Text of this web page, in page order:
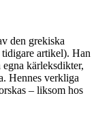
den grekiska
artikel). Han
kärleksdikter,
Hennes verkliga
– liksom hos